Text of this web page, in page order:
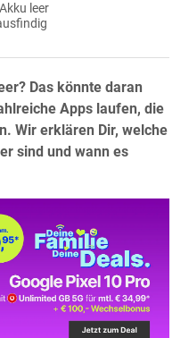
leer
Das könnte daran
Apps laufen, die
Wir erklären Dir, welche
sind und wann es